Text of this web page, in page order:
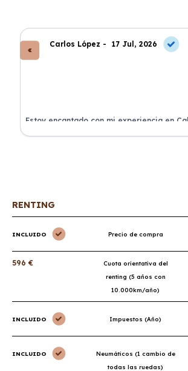
Carlos López - 17 Jul, 2026
Estoy encantado con mi experiencia en
Renting. El coche llegó en perfectas
RENTING
INCLUIDO Precio de compra
596 €
Cuota orientativa del
renting (5 años con
10.000km/año)
INCLUIDO Impuestos (Año)
INCLUIDO
Neumáticos (1 cambio de
todas las ruedas)